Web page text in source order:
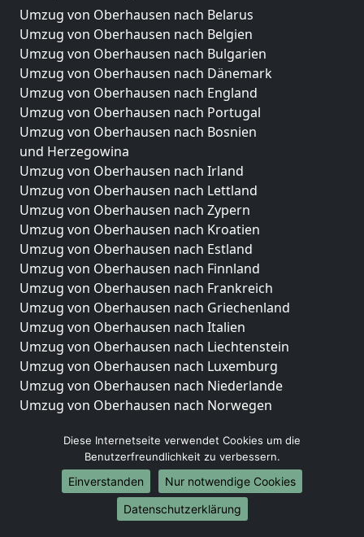
Umzug von Oberhausen nach Belarus
Umzug von Oberhausen nach Belgien
Umzug von Oberhausen nach Bulgarien
Umzug von Oberhausen nach Dänemark
Umzug von Oberhausen nach England
Umzug von Oberhausen nach Portugal
Umzug von Oberhausen nach Bosnien
und Herzegowina
Umzug von Oberhausen nach Irland
Umzug von Oberhausen nach Lettland
Umzug von Oberhausen nach Zypern
Umzug von Oberhausen nach Kroatien
Umzug von Oberhausen nach Estland
Umzug von Oberhausen nach Finnland
Umzug von Oberhausen nach Frankreich
Umzug von Oberhausen nach Griechenland
Umzug von Oberhausen nach Italien
Umzug von Oberhausen nach Liechtenstein
Umzug von Oberhausen nach Luxemburg
Umzug von Oberhausen nach Niederlande
Umzug von Oberhausen nach Norwegen
Umzüge-Deutschlandweit
Umzug von Oberhausen nach Berlin
Umzug von Oberhausen nach Hamburg
Umzug von Oberhausen nach München
Umzug von Oberhausen nach Köln
Diese Internetseite verwendet Cookies um die
Benutzerfreundlichkeit zu verbessern.
Einverstanden
Nur notwendige Cookies
Datenschutzerklärung